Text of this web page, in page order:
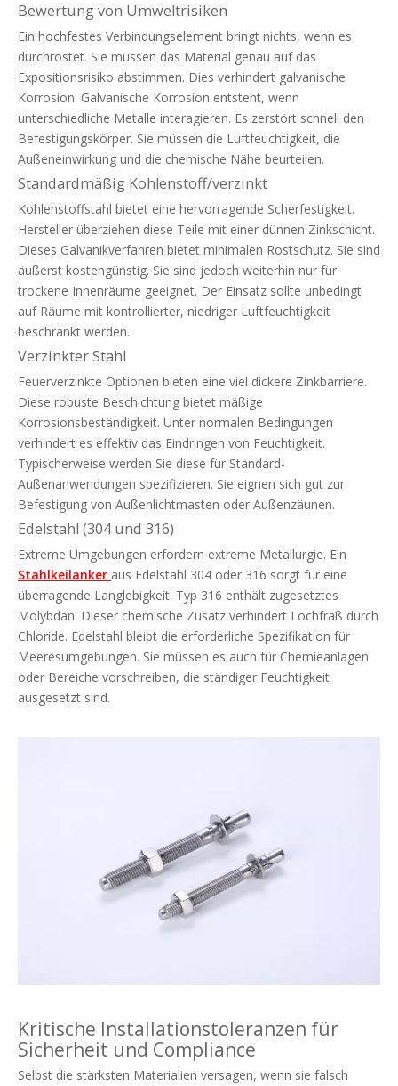
Bewertung von Umweltrisiken
Ein hochfestes Verbindungselement bringt nichts, wenn es
durchrostet. Sie müssen das Material genau auf das
Expositionsrisiko abstimmen. Dies verhindert galvanische
Korrosion. Galvanische Korrosion entsteht, wenn
unterschiedliche Metalle interagieren. Es zerstört schnell den
Befestigungskörper. Sie müssen die Luftfeuchtigkeit, die
Außeneinwirkung und die chemische Nähe beurteilen.
Standardmäßig Kohlenstoff/verzinkt
Kohlenstoffstahl bietet eine hervorragende Scherfestigkeit.
Hersteller überziehen diese Teile mit einer dünnen Zinkschicht.
Dieses Galvanikverfahren bietet minimalen Rostschutz. Sie sind
äußerst kostengünstig. Sie sind jedoch weiterhin nur für
trockene Innenräume geeignet. Der Einsatz sollte unbedingt
auf Räume mit kontrollierter, niedriger Luftfeuchtigkeit
beschränkt werden.
Verzinkter Stahl
Feuerverzinkte Optionen bieten eine viel dickere Zinkbarriere.
Diese robuste Beschichtung bietet mäßige
Korrosionsbeständigkeit. Unter normalen Bedingungen
verhindert es effektiv das Eindringen von Feuchtigkeit.
Typischerweise werden Sie diese für Standard-
Außenanwendungen spezifizieren. Sie eignen sich gut zur
Befestigung von Außenlichtmasten oder Außenzäunen.
Edelstahl (304 und 316)
Extreme Umgebungen erfordern extreme Metallurgie. Ein
Stahlkeilanker aus Edelstahl 304 oder 316 sorgt für eine
überragende Langlebigkeit. Typ 316 enthält zugesetztes
Molybdän. Dieser chemische Zusatz verhindert Lochfraß durch
Chloride. Edelstahl bleibt die erforderliche Spezifikation für
Meeresumgebungen. Sie müssen es auch für Chemieanlagen
oder Bereiche vorschreiben, die ständiger Feuchtigkeit
ausgesetzt sind.
Kritische Installationstoleranzen für
Sicherheit und Compliance
Selbst die stärksten Materialien versagen, wenn sie falsch